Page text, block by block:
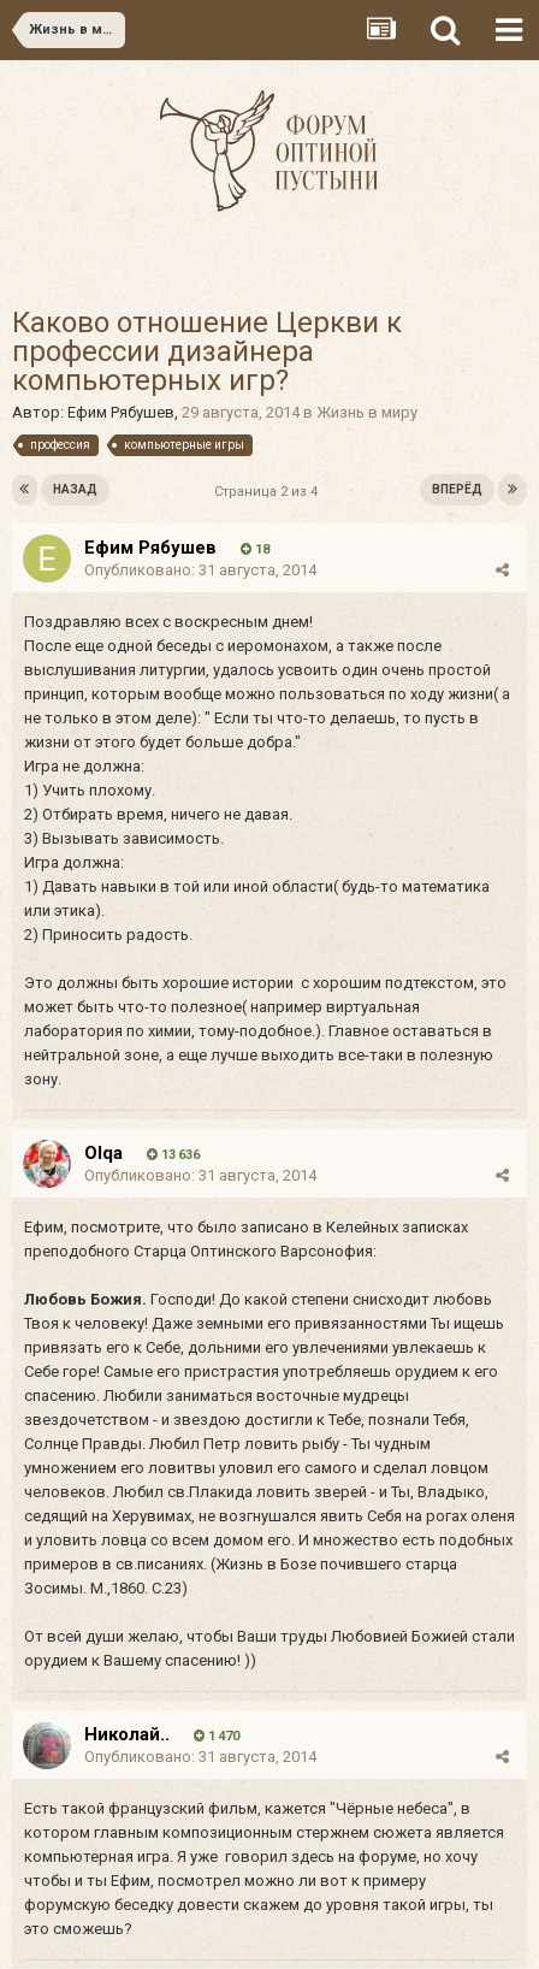
Жизнь в миру
Каково отношение Церкви к
профессии дизайнера
компьютерных игр?
Автор: Ефим Рябушев, 29 августа, 2014в Жизнь в миру
профессия компьютерные игры
НАЗАД ВПЕРЁД
Страница 2 из 4
Ефим Рябушев 18
Опубликовано: 31 августа, 2014
Поздравляю всех с воскресным днем!
После еще одной беседы с иеромонахом, а также после
выслушивания литургии, удалось усвоить один очень простой
принцип, которым вообще можно пользоваться по ходу жизни( а
не только в этом деле): " Если ты что-то делаешь, то пусть в
жизни от этого будет больше добра."
Игра не должна:
1) Учить плохому.
2) Отбирать время, ничего не давая.
3) Вызывать зависимость.
Игра должна:
1) Давать навыки в той или иной области( будь-то математика
или этика).
2) Приносить радость.
Это должны быть хорошие истории с хорошим подтекстом, это
может быть что-то полезное( например виртуальная
лаборатория по химии, тому-подобное.). Главное оставаться в
нейтральной зоне, а еще лучше выходить все-таки в полезную
зону.
Olqa 13 636
Опубликовано: 31 августа, 2014
Ефим, посмотрите, что было записано в Келейных записках
преподобного Старца Оптинского Варсонофия:
Любовь Божия. Господи! До какой степени снисходит любовь
Твоя к человеку! Даже земными его привязанностями Ты ищешь
привязать его к Себе, дольними его увлечениями увлекаешь к
Себе горе! Самые его пристрастия употребляешь орудием к его
спасению. Любили заниматься восточные мудрецы
звездочетством - и звездою достигли к Тебе, познали Тебя,
Солнце Правды. Любил Петр ловить рыбу - Ты чудным
умножением его ловитвы уловил его самого и сделал ловцом
человеков. Любил св.Плакида ловить зверей - и Ты, Владыко,
седящий на Херувимах, не возгнушался явить Себя на рогах оленя
и уловить ловца со всем домом его. И множество есть подобных
примеров в св.писаниях. (Жизнь в Бозе почившего старца
Зосимы. М.,1860. С.23)
От всей души желаю, чтобы Ваши труды Любовией Божией стали
орудием к Вашему спасению! ))
Николай.. 1 470
Опубликовано: 31 августа, 2014
Есть такой французский фильм, кажется "Чёрные небеса", в
котором главным композиционным стержнем сюжета является
компьютерная игра. Я уже говорил здесь на форуме, но хочу
чтобы и ты Ефим, посмотрел можно ли вот к примеру
форумскую беседку довести скажем до уровня такой игры, ты
это сможешь?